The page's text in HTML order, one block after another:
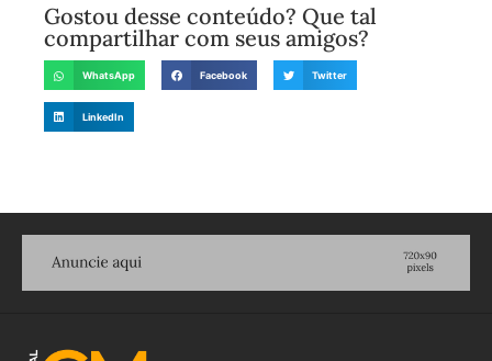
Gostou desse conteúdo? Que tal
compartilhar com seus amigos?
WhatsApp Facebook Twitter
LinkedIn